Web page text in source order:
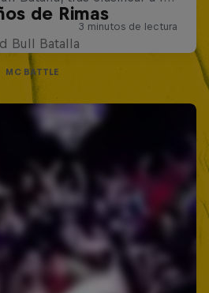
de Rimas
Bull Batalla
MC BATTLE